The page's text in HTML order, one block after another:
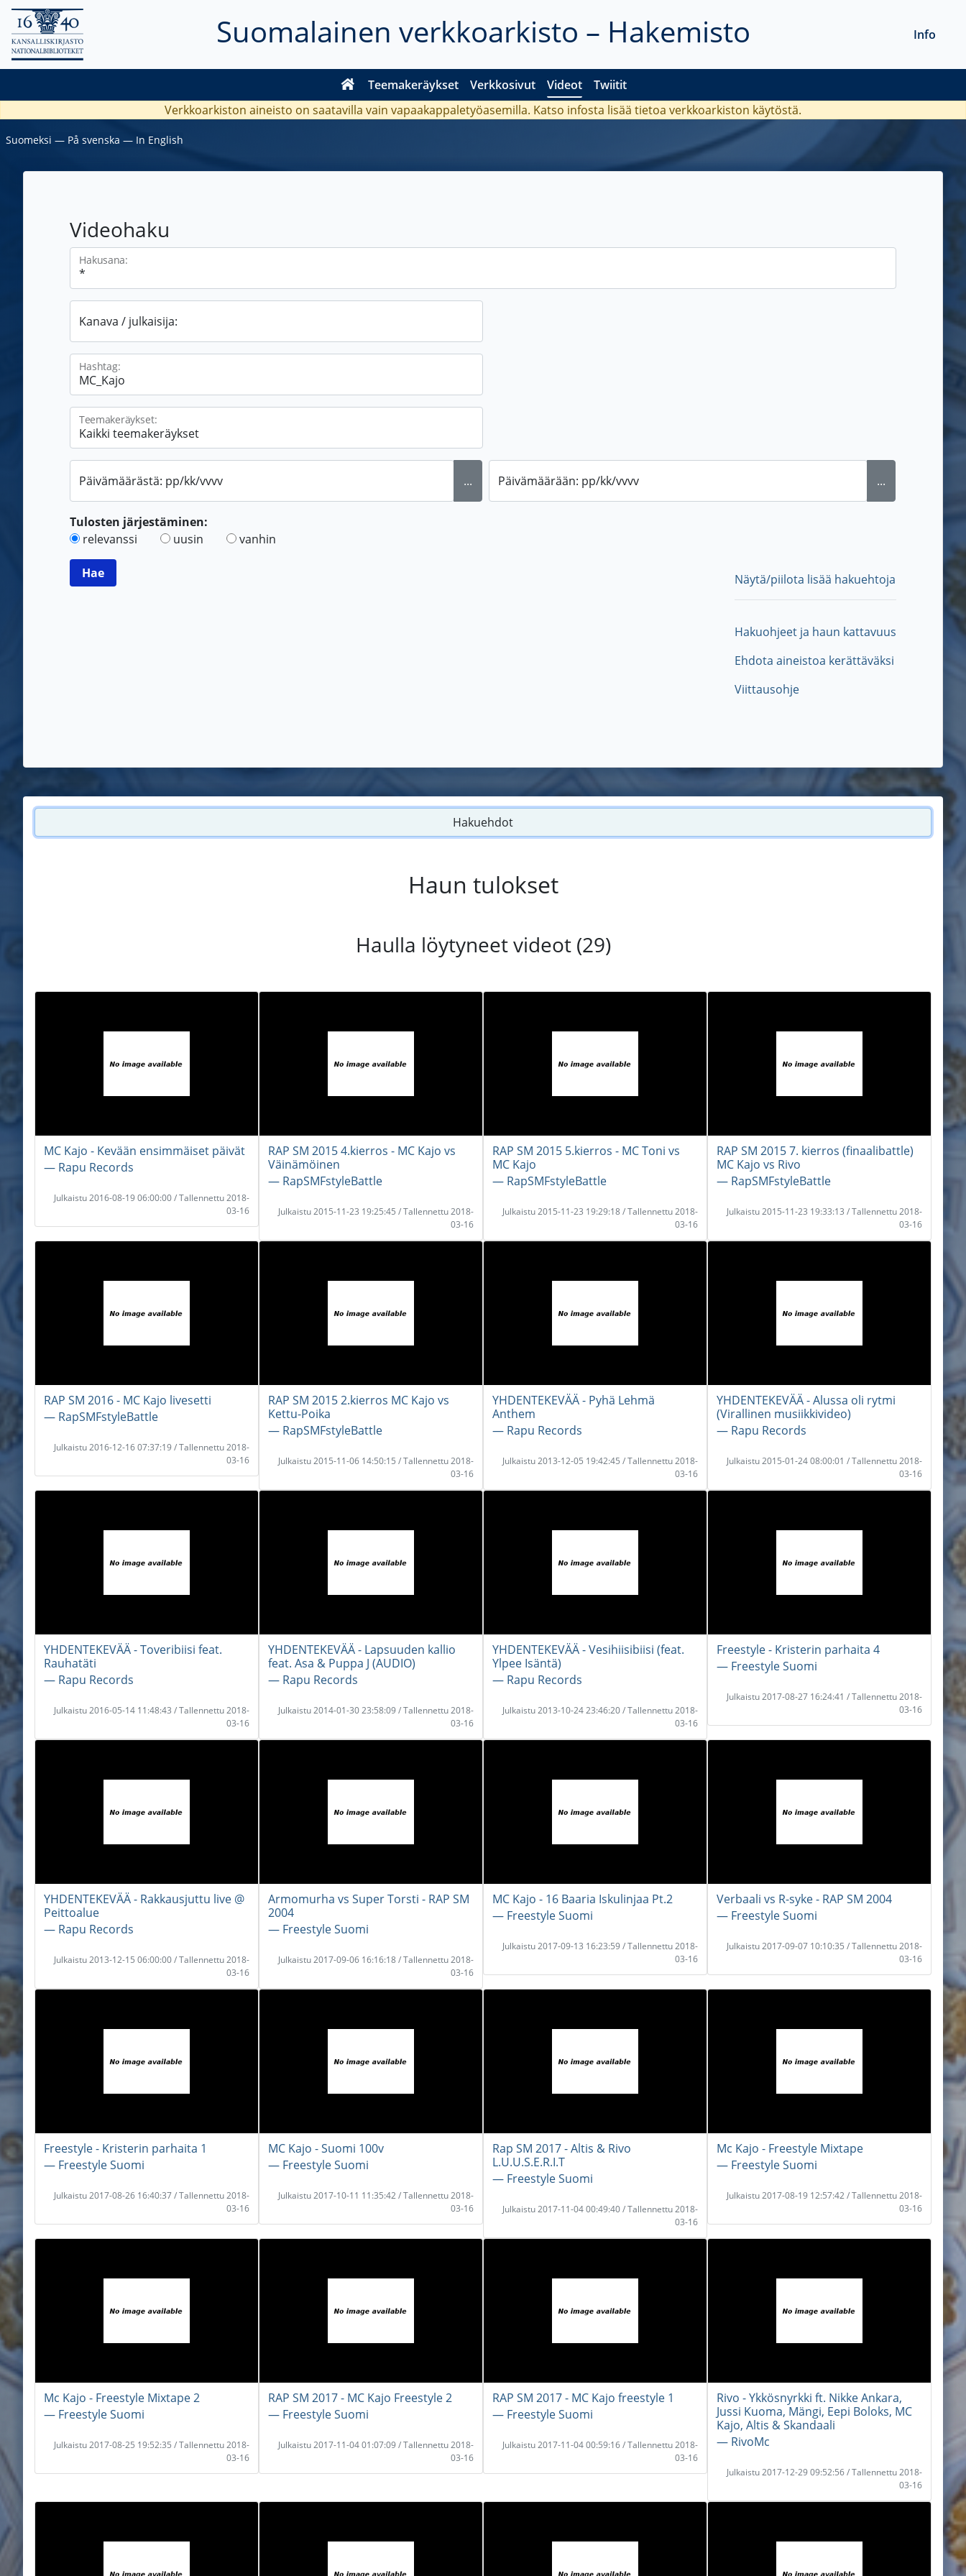
Suomalainen verkkoarkisto – Hakemisto
Teemakeräykset Verkkosivut Videot Twiitit
Info
Verkkoarkiston aineisto on saatavilla vain vapaakappaletyöasemilla. Katso infosta lisää tietoa verkkoarkiston käytöstä.
Suomeksi ― På svenska ― In English
Videohaku
Hakusana:
Kanava / julkaisija:
Hashtag:
Teemakeräykset:
Päivämäärästä: pp/kk/vvvv ... Päivämäärään: pp/kk/vvvv ...
Tulosten järjestäminen:
relevanssi
uusin vanhin
Näytä/piilota lisää hakuehtoja
Hakuohjeet ja haun kattavuus
Ehdota aineistoa kerättäväksi
Viittausohje
Hakuehdot
Haun tulokset
Haulla löytyneet videot (29)
MC Kajo - Kevään ensimmäiset päivät
― Rapu Records
Julkaistu 2016-08-19 06:00:00 / Tallennettu 2018-
03-16
RAP SM 2015 4.kierros - MC Kajo vs
Väinämöinen
― RapSMFstyleBattle
Julkaistu 2015-11-23 19:25:45 / Tallennettu 2018-
03-16
RAP SM 2015 5.kierros - MC Toni vs
MC Kajo
― RapSMFstyleBattle
Julkaistu 2015-11-23 19:29:18 / Tallennettu 2018-
03-16
RAP SM 2015 7. kierros (finaalibattle)
MC Kajo vs Rivo
― RapSMFstyleBattle
Julkaistu 2015-11-23 19:33:13 / Tallennettu 2018-
03-16
RAP SM 2016 - MC Kajo livesetti
― RapSMFstyleBattle
Julkaistu 2016-12-16 07:37:19 / Tallennettu 2018-
03-16
RAP SM 2015 2.kierros MC Kajo vs
Kettu-Poika
― RapSMFstyleBattle
Julkaistu 2015-11-06 14:50:15 / Tallennettu 2018-
03-16
YHDENTEKEVÄÄ - Pyhä Lehmä
Anthem
― Rapu Records
Julkaistu 2013-12-05 19:42:45 / Tallennettu 2018-
03-16
YHDENTEKEVÄÄ - Alussa oli rytmi
(Virallinen musiikkivideo)
― Rapu Records
Julkaistu 2015-01-24 08:00:01 / Tallennettu 2018-
03-16
YHDENTEKEVÄÄ - Toveribiisi feat.
Rauhatäti
― Rapu Records
Julkaistu 2016-05-14 11:48:43 / Tallennettu 2018-
03-16
YHDENTEKEVÄÄ - Lapsuuden kallio
feat. Asa & Puppa J (AUDIO)
― Rapu Records
Julkaistu 2014-01-30 23:58:09 / Tallennettu 2018-
03-16
YHDENTEKEVÄÄ - Vesihiisibiisi (feat.
Ylpee Isäntä)
― Rapu Records
Julkaistu 2013-10-24 23:46:20 / Tallennettu 2018-
03-16
Freestyle - Kristerin parhaita 4
― Freestyle Suomi
Julkaistu 2017-08-27 16:24:41 / Tallennettu 2018-
03-16
YHDENTEKEVÄÄ - Rakkausjuttu live @
Peittoalue
― Rapu Records
Julkaistu 2013-12-15 06:00:00 / Tallennettu 2018-
03-16
Armomurha vs Super Torsti - RAP SM
2004
― Freestyle Suomi
Julkaistu 2017-09-06 16:16:18 / Tallennettu 2018-
03-16
MC Kajo - 16 Baaria Iskulinjaa Pt.2
― Freestyle Suomi
Julkaistu 2017-09-13 16:23:59 / Tallennettu 2018-
03-16
Verbaali vs R-syke - RAP SM 2004
― Freestyle Suomi
Julkaistu 2017-09-07 10:10:35 / Tallennettu 2018-
03-16
Freestyle - Kristerin parhaita 1
― Freestyle Suomi
Julkaistu 2017-08-26 16:40:37 / Tallennettu 2018-
03-16
MC Kajo - Suomi 100v
― Freestyle Suomi
Julkaistu 2017-10-11 11:35:42 / Tallennettu 2018-
03-16
Rap SM 2017 - Altis & Rivo
L.U.U.S.E.R.I.T
― Freestyle Suomi
Julkaistu 2017-11-04 00:49:40 / Tallennettu 2018-
03-16
Mc Kajo - Freestyle Mixtape
― Freestyle Suomi
Julkaistu 2017-08-19 12:57:42 / Tallennettu 2018-
03-16
Mc Kajo - Freestyle Mixtape 2
― Freestyle Suomi
Julkaistu 2017-08-25 19:52:35 / Tallennettu 2018-
03-16
RAP SM 2017 - MC Kajo Freestyle 2
― Freestyle Suomi
Julkaistu 2017-11-04 01:07:09 / Tallennettu 2018-
03-16
RAP SM 2017 - MC Kajo freestyle 1
― Freestyle Suomi
Julkaistu 2017-11-04 00:59:16 / Tallennettu 2018-
03-16
Rivo - Ykkösnyrkki ft. Nikke Ankara,
Jussi Kuoma, Mängi, Eepi Boloks, MC
Kajo, Altis & Skandaali
― RivoMc
Julkaistu 2017-12-29 09:52:56 / Tallennettu 2018-
03-16